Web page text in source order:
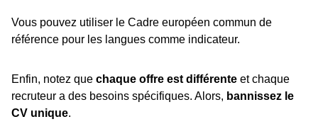
Vous pouvez utiliser le Cadre européen commun de
référence pour les langues comme indicateur.
Enfin, notez que chaque offre est différente et chaque
recruteur a des besoins spécifiques. Alors, bannissez le
CV unique.